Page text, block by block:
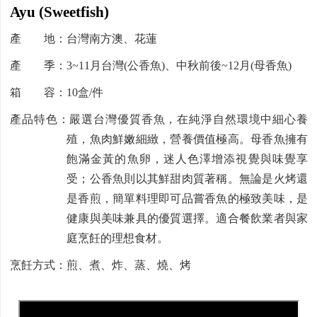
Ayu (Sweetfish)
產 地：台灣南方澳、花蓮
產 季：3~11月台灣(公香魚)、中秋前後~12月(母香魚)
箱 容：10盒/件
產品特色：嚴選台灣優質香魚，在純淨自然環境中細心養
殖，魚肉鮮嫩細緻，營養價值極高。母香魚擁有
飽滿金黃的魚卵，迷人色澤增添視覺與味覺享
受；公香魚則以其鮮甜肉質著稱。無論是火烤還
是香煎，簡單料理即可品嘗香魚的極致美味，是
健康與美味兼具的優質選擇。適合餐飲業者與家
庭烹飪的理想食材。
烹飪方式：煎、煮、炸、蒸、燒、烤